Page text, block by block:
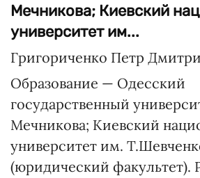
Мечникова; Киевский
университет им...
Григориченко Петр
Образование — Одесский
государственный
Мечникова; Киевский
университет им.
(юридический факультет).